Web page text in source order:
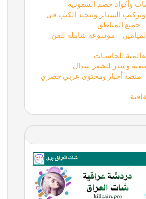
وأكواد خصم السعودية
الستائر وتنجيد الكنب في
| جميع المناطق
– موسوعة شاملة للفن
للحاسبات
وسدر للشعر سدال
منصة أخبار ومحتوى عربي حصري